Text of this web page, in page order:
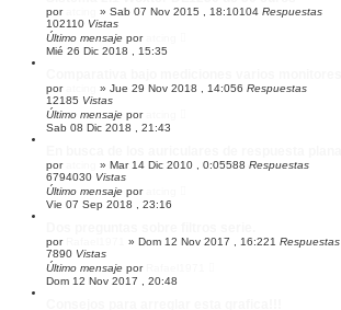
por » Sab 07 Nov 2015 , 18:10104 Respuestas
102110 Vistas
Último mensaje por
Mié 26 Dic 2018 , 15:35
por » Jue 29 Nov 2018 , 14:056 Respuestas
12185 Vistas
Último mensaje por
Sab 08 Dic 2018 , 21:43
por » Mar 14 Dic 2010 , 0:05588 Respuestas
6794030 Vistas
Último mensaje por
Vie 07 Sep 2018 , 23:16
por » Dom 12 Nov 2017 , 16:221 Respuestas
7890 Vistas
Último mensaje por
Dom 12 Nov 2017 , 20:48